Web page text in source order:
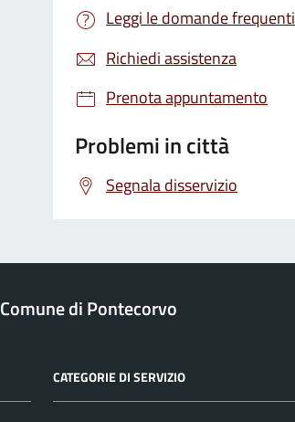
Leggi le domande frequenti
Richiedi assistenza
Prenota appuntamento
Problemi in città
Segnala disservizio
Comune di Pontecorvo
CATEGORIE DI SERVIZIO